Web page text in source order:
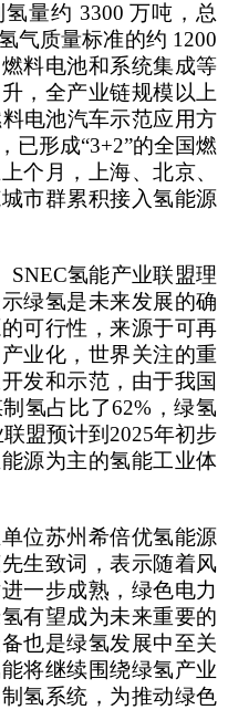
氢量约 3300万吨，总
气质量标准的约 1200
料电池和系统集成等
，全产业链规模以上
电池汽车示范应用方
已形成“3+2”的全国燃
个月，上海、北京、
市群累积接入氢能源
SNEC氢能产业联盟理
绿氢是未来发展的确
可行性，来源于可再
业化，世界关注的重
发和示范，由于我国
氢占比了62% ，绿氢
盟预计到 2025年初步
源为主的氢能工业体
位苏州希倍优氢能源
生致词，表示随着风
一步成熟，绿色电力
有望成为未来重要的
也是绿氢发展中至关
将继续围绕绿氢产业
氢系统，为推动绿色